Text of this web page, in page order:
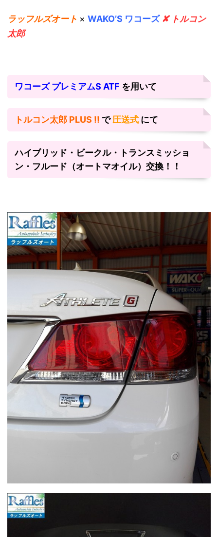
ラッフルズオート × WAKO’S ワコーズ ✘ トルコン
太郎
ワコーズ プレミアムS ATF を用いて
トルコン太郎 PLUS !! で圧送式 にて
ハイブリッド・ビークル・トランスミッショ
ン・フルード（オートマオイル）交換！！